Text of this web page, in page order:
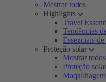
Mostrar todos
Highlights
Travel
Tendências
Essenciais
Proteção solar
Mostrar todos
Proteção